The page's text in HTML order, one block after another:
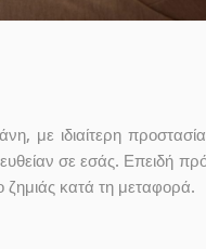
με ιδιαίτερη
σε εσάς. Επειδή
ζημιάς κατά τη μεταφορά.